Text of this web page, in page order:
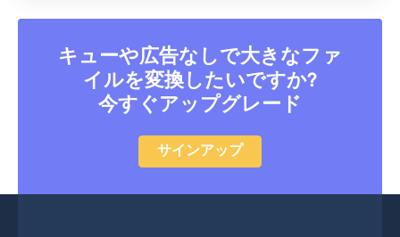
キューや広告なしで大きなファ
イルを変換したいですか?
今すぐアップグレード
サインアップ